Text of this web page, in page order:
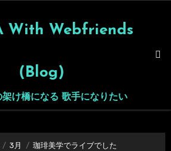
With Webfriends
(Blog)
け橋になる 歌手になりたい
3月 珈琲美学でライブでした